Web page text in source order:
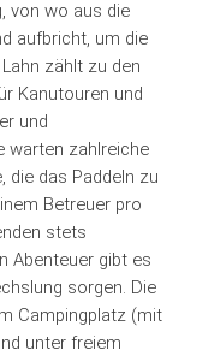
von wo aus die
aufbricht, um die
zählt zu den
Kanutouren und
und
warten zahlreiche
die das Paddeln zu
Betreuer pro
stets
Abenteuer gibt es
sorgen. Die
Campingplatz (mit
unter freiem